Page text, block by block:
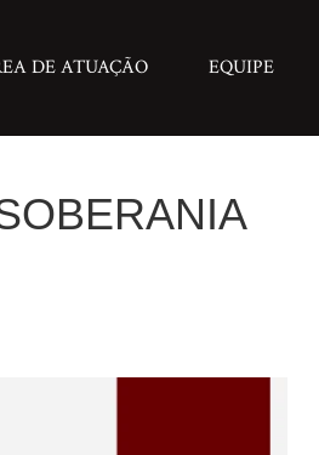
DE ATUAÇÃO EQUIPE